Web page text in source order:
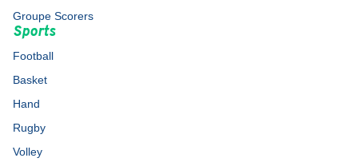
Groupe Scorers
Sports
Football
Basket
Hand
Rugby
Volley